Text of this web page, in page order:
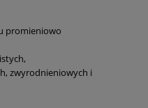
promieniowo
zwyrodnieniowych i